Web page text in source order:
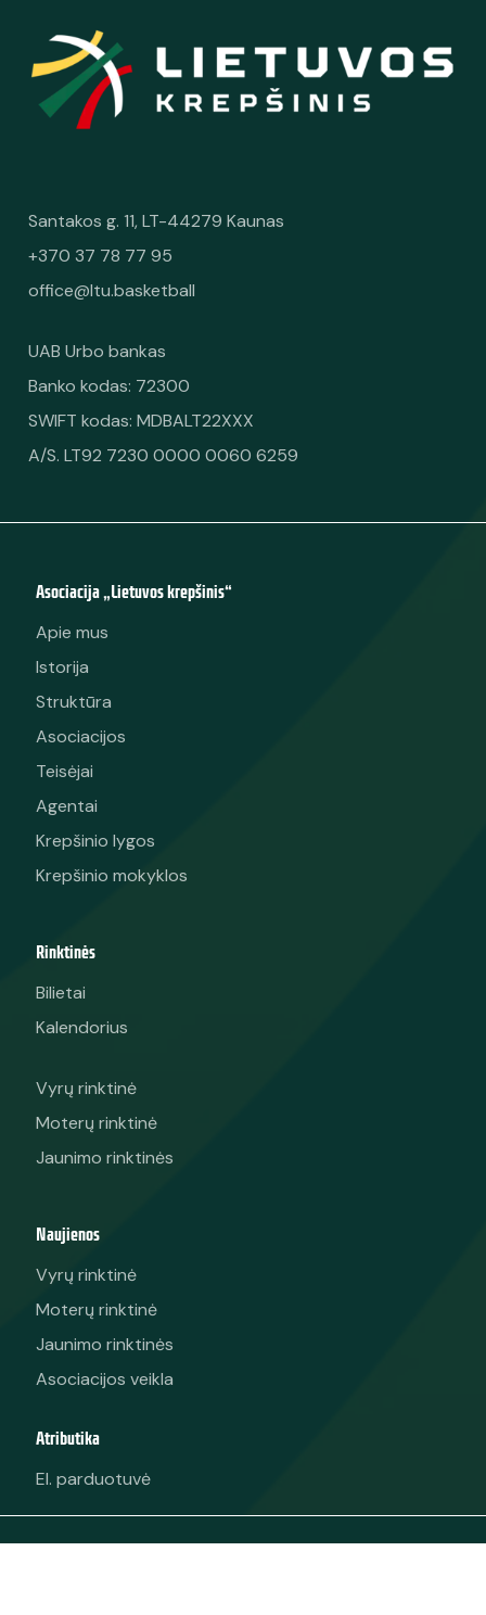
Santakos g. 11, LT-44279 Kaunas
+370 37 78 77 95
office@ltu.basketball
UAB Urbo bankas
Banko kodas: 72300
SWIFT kodas: MDBALT22XXX
A/S. LT92 7230 0000 0060 6259
Asociacija „Lietuvos krepšinis“
Apie mus
Istorija
Struktūra
Asociacijos
Teisėjai
Agentai
Krepšinio lygos
Krepšinio mokyklos
Rinktinės
Bilietai
Kalendorius
Vyrų rinktinė
Moterų rinktinė
Jaunimo rinktinės
Naujienos
Vyrų rinktinė
Moterų rinktinė
Jaunimo rinktinės
Asociacijos veikla
Atributika
El. parduotuvė